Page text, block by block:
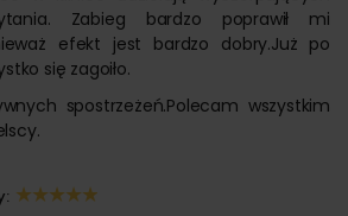
do przygotowania się do
specjalne pokoje
– przygotowaliśmy dla naszych
rabaty i promocje.
pacjenta również w okresie
Zabieg bardzo poprawił mi
efekt jest bardzo dobry.Już po
się zagoiło.
spostrzeżeń.Polecam wszystkim